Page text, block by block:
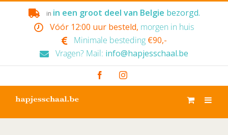
in in een groot deel van Belgie bezorgd.
Vóór 12:00 uur besteld, morgen in huis
Minimale besteding €90,-
Vragen? Mail: info@hapjesschaal.be
FacebookInstagram